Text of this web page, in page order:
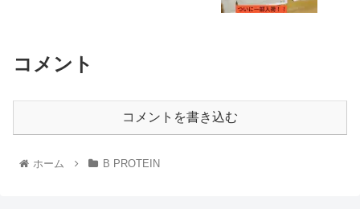
コメント
コメントを書き込む
ホーム B PROTEIN